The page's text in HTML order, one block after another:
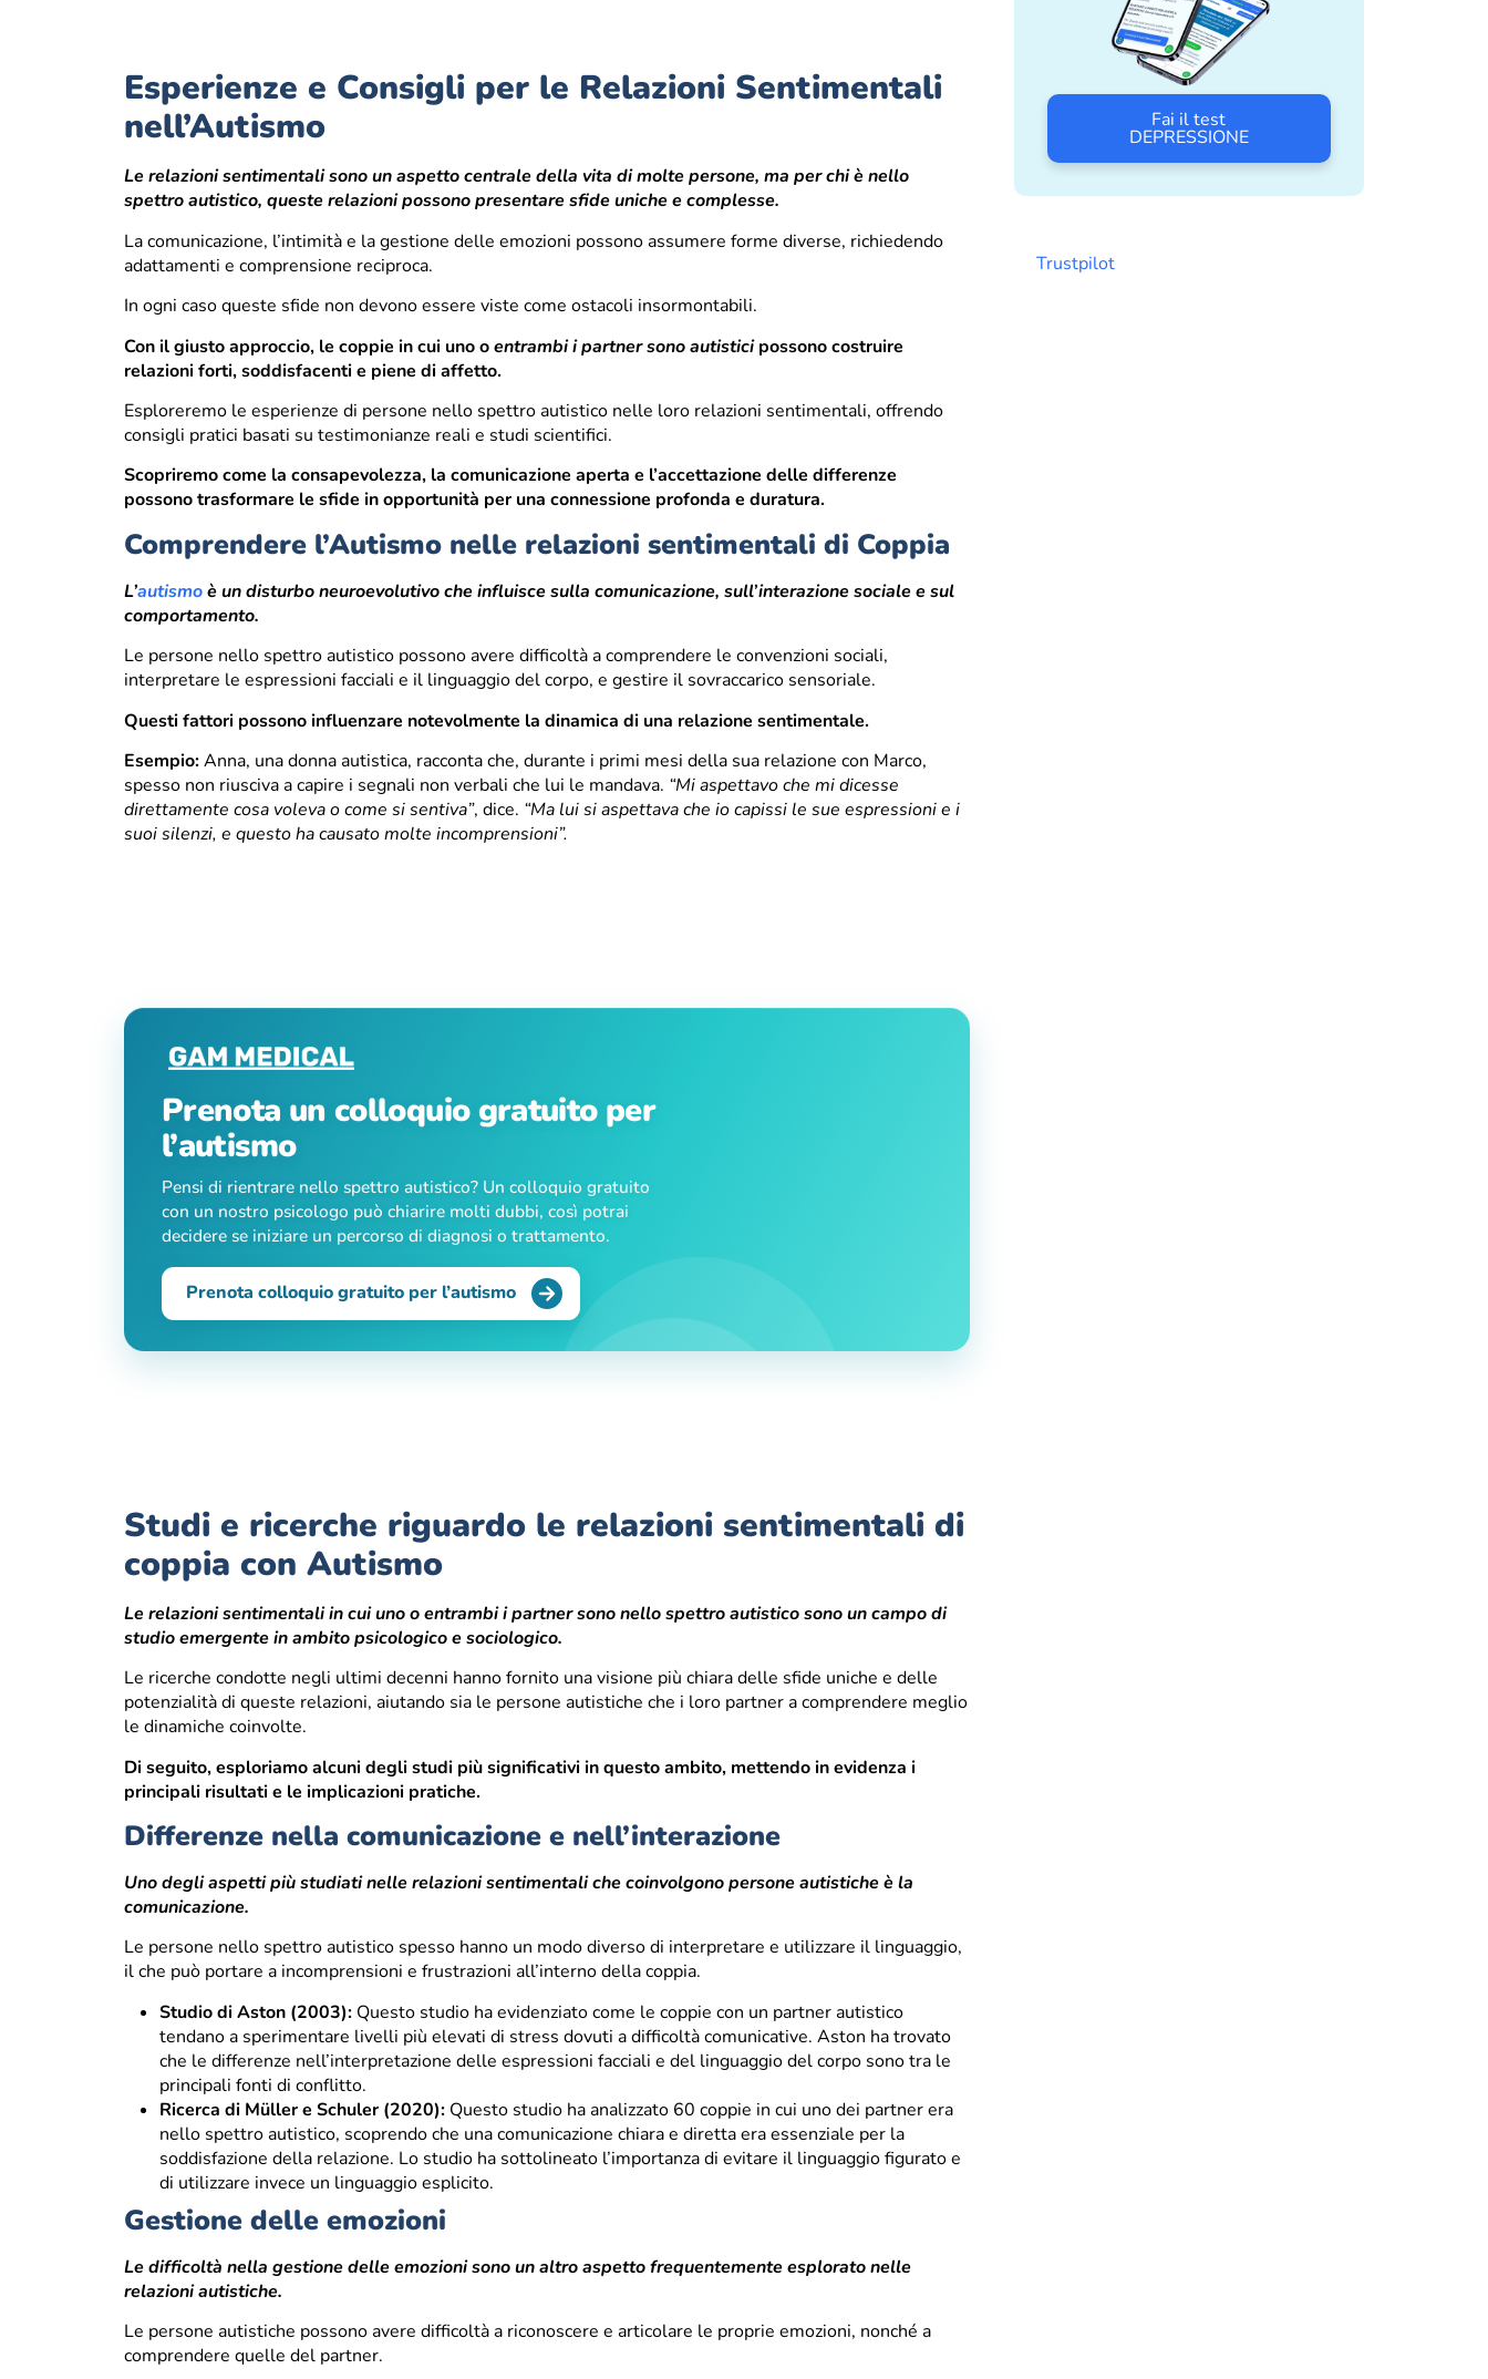
Esperienze e Consigli per le Relazioni Sentimentali
nell’Autismo
Le relazioni sentimentali sono un aspetto centrale della vita di molte persone, ma per chi è nello
spettro autistico, queste relazioni possono presentare sfide uniche e complesse.
La comunicazione, l’intimità e la gestione delle emozioni possono assumere forme diverse, richiedendo
adattamenti e comprensione reciproca.
In ogni caso queste sfide non devono essere viste come ostacoli insormontabili.
Con il giusto approccio, le coppie in cui uno oentrambi i partner sono autisticipossono costruire
relazioni forti, soddisfacenti e piene di affetto.
Esploreremo le esperienze di persone nello spettro autistico nelle loro relazioni sentimentali, offrendo
consigli pratici basati su testimonianze reali e studi scientifici.
Scopriremo come la consapevolezza, la comunicazione aperta e l’accettazione delle differenze
possono trasformare le sfide in opportunità per una connessione profonda e duratura.
Comprendere l’Autismo nelle relazioni sentimentali di Coppia
L’autismoè un disturbo neuroevolutivo che influisce sulla comunicazione, sull’interazione sociale e sul
comportamento.
Le persone nello spettro autistico possono avere difficoltà a comprendere le convenzioni sociali,
interpretare le espressioni facciali e il linguaggio del corpo, e gestire il sovraccarico sensoriale.
Questi fattori possono influenzare notevolmente la dinamica di una relazione sentimentale.
Esempio:Anna, una donna autistica, racconta che, durante i primi mesi della sua relazione con Marco,
spesso non riusciva a capire i segnali non verbali che lui le mandava. “Mi aspettavo che mi dicesse
direttamente cosa voleva o come si sentiva”, dice. “Ma lui si aspettava che io capissi le sue espressioni e i
suoi silenzi, e questo ha causato molte incomprensioni”.
Prenota un colloquio gratuito per
l’autismo
Pensi di rientrare nello spettro autistico? Un colloquio gratuito
con un nostro psicologo può chiarire molti dubbi, così potrai
decidere se iniziare un percorso di diagnosi o trattamento.
Prenota colloquio gratuito per l’autismo
Studi e ricerche riguardo le relazioni sentimentali di
coppia con Autismo
Le relazioni sentimentali in cui uno o entrambi i partner sono nello spettro autistico sono un campo di
studio emergente in ambito psicologico e sociologico.
Le ricerche condotte negli ultimi decenni hanno fornito una visione più chiara delle sfide uniche e delle
potenzialità di queste relazioni, aiutando sia le persone autistiche che i loro partner a comprendere meglio
le dinamiche coinvolte.
Di seguito, esploriamo alcuni degli studi più significativi in questo ambito, mettendo in evidenza i
principali risultati e le implicazioni pratiche.
Differenze nella comunicazione e nell’interazione
Uno degli aspetti più studiati nelle relazioni sentimentali che coinvolgono persone autistiche è la
comunicazione.
Le persone nello spettro autistico spesso hanno un modo diverso di interpretare e utilizzare il linguaggio,
il che può portare a incomprensioni e frustrazioni all’interno della coppia.
Studio di Aston (2003): Questo studio ha evidenziato come le coppie con un partner autistico
tendano a sperimentare livelli più elevati di stress dovuti a difficoltà comunicative. Aston ha trovato
che le differenze nell’interpretazione delle espressioni facciali e del linguaggio del corpo sono tra le
principali fonti di conflitto.
Ricerca di Müller e Schuler (2020): Questo studio ha analizzato 60 coppie in cui uno dei partner era
nello spettro autistico, scoprendo che una comunicazione chiara e diretta era essenziale per la
soddisfazione della relazione. Lo studio ha sottolineato l’importanza di evitare il linguaggio figurato e
di utilizzare invece un linguaggio esplicito.
Gestione delle emozioni
Le difficoltà nella gestione delle emozioni sono un altro aspetto frequentemente esplorato nelle
relazioni autistiche.
Le persone autistiche possono avere difficoltà a riconoscere e articolare le proprie emozioni, nonché a
comprendere quelle del partner.
Fai il test
DEPRESSIONE
Trustpilot